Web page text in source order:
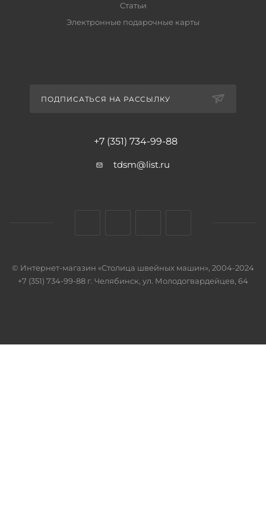
Статьи
Электронные подарочные карты
ПОДПИСАТЬСЯ НА РАССЫЛКУ
+7 (351) 734-99-88
tdsm@list.ru
© Интернет-магазин «Столица швейных машин», 2004-2024
+7 (351) 734-99-88 г. Челябинск, ул. Молодогвардейцев, 64